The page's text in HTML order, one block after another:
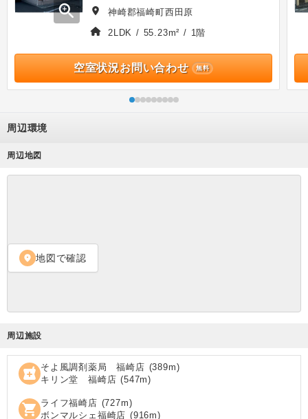
zoom_in
神崎郡福崎町西田原
2LDK / 55.23m² / 1階
空室状況お問い合わせ 無料
周辺環境
周辺地図
location_on 地図で確認
周辺施設
local_pharmacy そよ風調剤薬局 福崎店 (389m)
キリン堂 福崎店 (547m)
shopping_cart ライフ福崎店 (727m)
ボンマルシェ福崎店 (916m)